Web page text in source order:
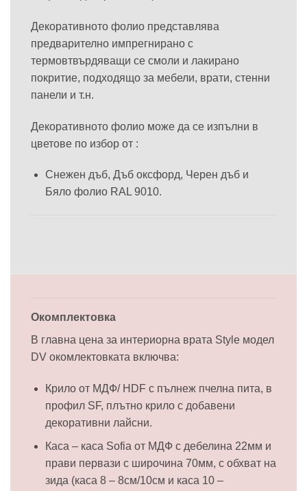
Декоративното фолио представлява
предварително импрегнирано с
термовтвърдяващи се смоли и лакирано
покритие, подходящо за мебели, врати, стенни
панели и т.н.
Декоративното фолио може да се изпълни в
цветове по избор от :
Снежен дъб, Дъб оксфорд, Черен дъб и
Бяло фолио RAL 9010.
Окомплектовка
В главна цена за интериорна врата Style модел
DV окомлектовката включва:
Крило от МДФ/ HDF с пълнеж пчелна пита, в
профил SF, плътно крило с добавени
декоративни лайсни.
Каса – каса Sofia от МДФ с дебелина 22мм и
прави первази с широчина 70мм, с обхват на
зида (каса 8 – 8см/10см и каса 10 –